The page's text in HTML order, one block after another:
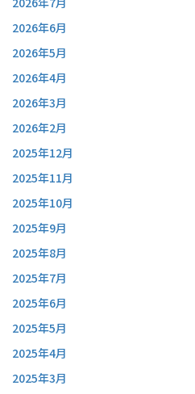
2026年6月
2026年5月
2026年4月
2026年3月
2026年2月
2025年12月
2025年11月
2025年10月
2025年9月
2025年8月
2025年7月
2025年6月
2025年5月
2025年4月
2025年3月